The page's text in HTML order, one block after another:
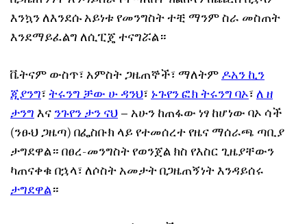
እንኳን ለእንደሱ አይነቱ የመንግስት ተቺ ማንም ስራ መስጠት
እንደማይፈልግ ለሲፒጄ ተናግሯል።
ቬትናም ውስጥ፣ አምስት ጋዜጠኞች፣ ማለትምዶአን ኪን
ጂያንግ፣ትሩንግ ቻው ሁ ዳንህ፣ኑጉየን ፎክ ትሩንግ ባኦ፣ለ ዘ
ታንግእናንጉየን ታን ናህ– አሁን ከጠፋው ነፃ ከሆነው ባኦ ሳች
(ንፁህ ጋዜጣ) በፌስቡክ ላይ የተመሰረተ የዜና ማሰራጫ ጣቢያ
ታግደዋል። በፀረ-መንግስት የወንጀል ክስ የእስር ጊዜያቸውን
ካጠናቀቁ በኋላ፣ ለሶስት አመታት በጋዜጠኝነት እንዳይሰሩ
ታግደዋል።